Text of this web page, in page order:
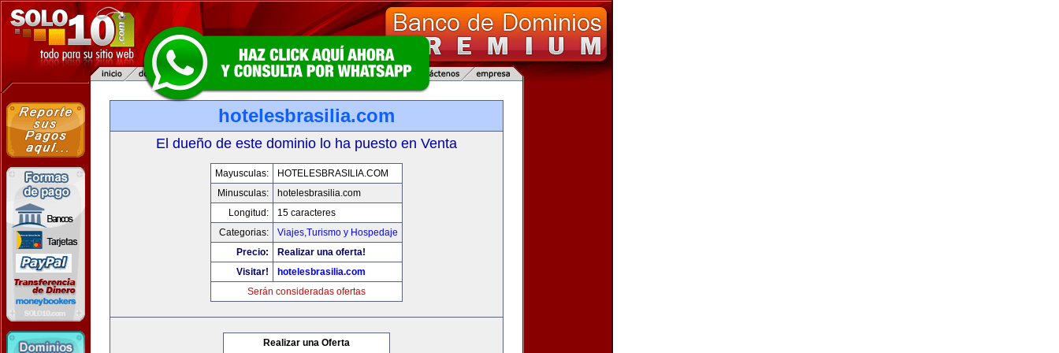
hotelesbrasilia.com
El dueño de este dominio lo ha puesto en Venta
Mayusculas:
HOTELESBRASILIA.COM
Minusculas:
hotelesbrasilia.com
Longitud:
15 caracteres
Categorias:
Viajes,Turismo y Hospedaje
Precio:
Realizar una oferta!
Visitar!
hotelesbrasilia.com
Serán consideradas ofertas
Realizar una Oferta